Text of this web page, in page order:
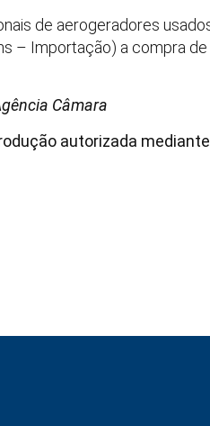
de aerogeradores
– Importação) a compra
Câmara
autorizada